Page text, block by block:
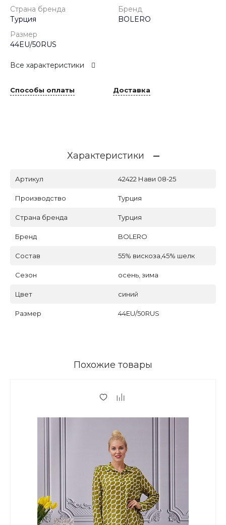
Страна бренда
Турция
Бренд
BOLERO
Размер
44EU/50RUS
Все характеристики
Способы оплаты Доставка
Характеристики
Артикул 42422 Нави 08-25
Производство Турция
Страна бренда Турция
Бренд BOLERO
Состав 55% вискоза,45% шелк
Сезон осень, зима
Цвет синий
Размер 44EU/50RUS
Похожие товары